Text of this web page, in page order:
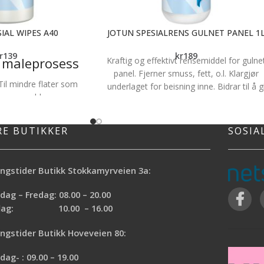
WIPES A40
139
mindre flater som
og møbler.
skylles av
tørker ikke ut
flekkfjerning
JOTUN SPESIALRENS GULNET PANEL
kr189
Kraftig og effektivt rensemiddel for
panel. Fjerner smuss, fett, o.l. Klargjør
underlaget for beisning inne. Bidrar til å gi
BUTIKKER
Butikk Stokkamyrveien 3a:
– Fredag: 08.00 – 20.00
10.00 – 16.00
Butikk Hoveveien 80:
: 09.00 – 19.00